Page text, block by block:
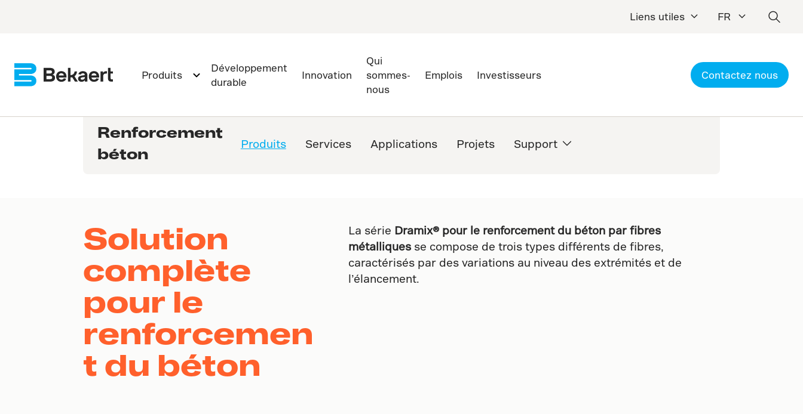
Liens utiles FR
Produits
Développement
durable
Innovation
Qui
sommes-
nous
Emplois Investisseurs Contactez nous
Renforcement
béton
Produits Services Applications Projets Support
Solution
complète
pour le
renforcemen
t du béton
La série Dramix® pour le renforcement du béton par fibres
métalliques se compose de trois types différents de fibres,
caractérisés par des variations au niveau des extrémités et de
l’élancement.